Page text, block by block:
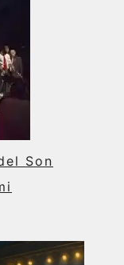
Son